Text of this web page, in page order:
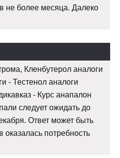
не более месяца. Далеко
Кленбутерол аналоги
- Тестенол аналоги
- Курс анапалон
следует ожидать до
Ответ может быть
потребность